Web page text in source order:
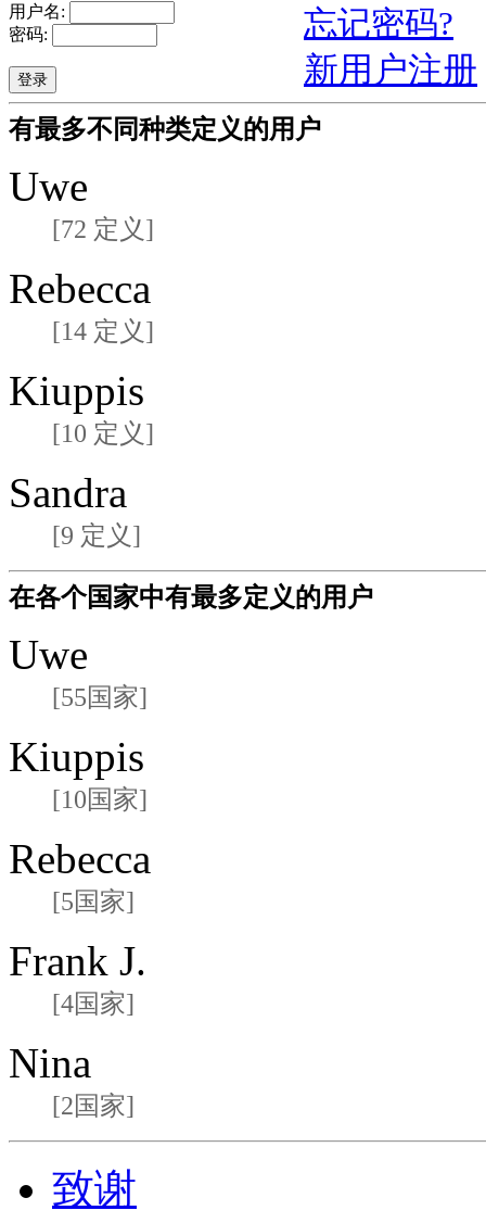
用户名:
密码:
忘记密码?
新用户注册
有最多不同种类定义的用户
Uwe
[72 定义]
Rebecca
[14 定义]
Kiuppis
[10 定义]
Sandra
[9 定义]
在各个国家中有最多定义的用户
Uwe
[55国家]
Kiuppis
[10国家]
Rebecca
[5国家]
Frank J.
[4国家]
Nina
[2国家]
致谢